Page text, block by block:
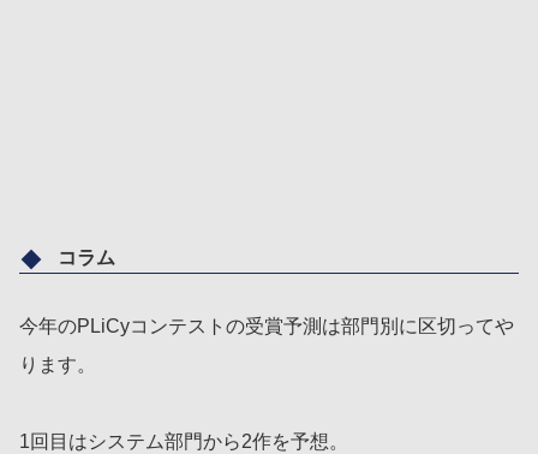
コラム
今年のPLiCyコンテストの受賞予測は部門別に区切ってや
ります。
1回目はシステム部門から2作を予想。